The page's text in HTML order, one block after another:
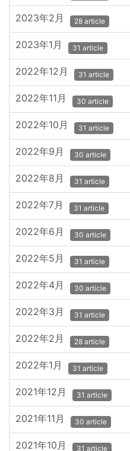
2023年2月 28 article
2023年1月 31 article
2022年12月 31 article
2022年11月 30 article
2022年10月 31 article
2022年9月 30 article
2022年8月 31 article
2022年7月 31 article
2022年6月 30 article
2022年5月 31 article
2022年4月 30 article
2022年3月 31 article
2022年2月 28 article
2022年1月 31 article
2021年12月 31 article
2021年11月 30 article
2021年10月 31 article